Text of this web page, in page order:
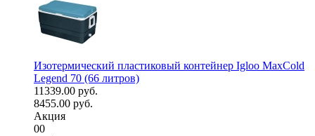
Изотермический пластиковый контейнер Igloo MaxCold
Legend 70 (66 литров)
11339.00 руб.
8455.00 руб.
Акция
00